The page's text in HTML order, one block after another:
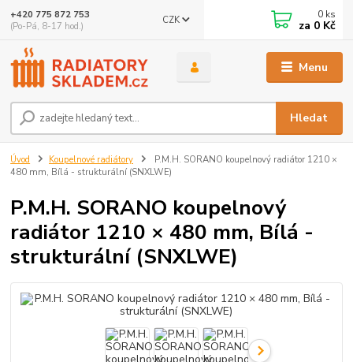
Menu
CZK
Hledat
+420 775 872 753
(Po-Pá, 8-17 hod.)
0 ks
za 0 Kč
Úvod Koupelnové radiátory
P.M.H. SORANO koupelnový radiátor 1210 ×
480 mm, Bílá - strukturální (SNXLWE)
P.M.H. SORANO koupelnový
radiátor 1210 × 480 mm, Bílá -
strukturální (SNXLWE)